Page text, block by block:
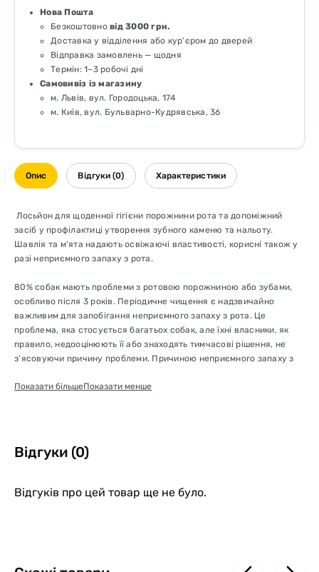
Нова Пошта
Безкоштовно від 3000 грн.
Доставка у відділення або кур'єром до дверей
Відправка замовлень — щодня
Термін: 1–3 робочі дні
Самовивіз із магазину
м. Львів, вул. Городоцька, 174
м. Київ, вул. Бульварно-Кудрявська, 36
Опис Відгуки (0) Характеристики
Лосьйон для щоденної гігієни порожнини рота та допоміжний
засіб у профілактиці утворення зубного каменю та нальоту.
Шавлія та м'ята надають освіжаючі властивості, корисні також у
разі неприємного запаху з рота.
80% собак мають проблеми з ротовою порожниною або зубами,
особливо після 3 років. Періодичне чищення є надзвичайно
важливим для запобігання неприємного запаху з рота. Це
проблема, яка стосується багатьох собак, але їхні власники, як
правило, недооцінюють її або знаходять тимчасові рішення, не
з'ясовуючи причину проблеми. Причиною неприємного запаху з
Формула на основі синергетичних рослинних екстрактів,
гігієни порожнини рота, що сприяє запобіганню утворенню
зубного каменю та нальоту. Шавлія та м'ята надають освіжаючі
Показати більшеПоказати менше
Відгуки (0)
Відгуків про цей товар ще не було.